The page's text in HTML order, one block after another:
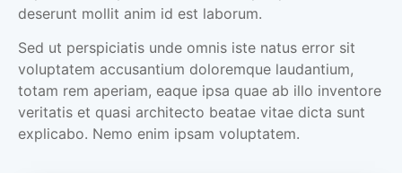
deserunt mollit anim id est laborum.
Sed ut perspiciatis unde omnis iste natus error sit
voluptatem accusantium doloremque laudantium,
totam rem aperiam, eaque ipsa quae ab illo inventore
veritatis et quasi architecto beatae vitae dicta sunt
explicabo. Nemo enim ipsam voluptatem.